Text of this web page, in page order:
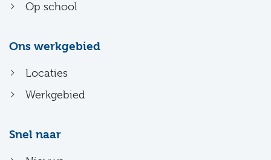
Op school
Ons werkgebied
Locaties
Werkgebied
Snel naar